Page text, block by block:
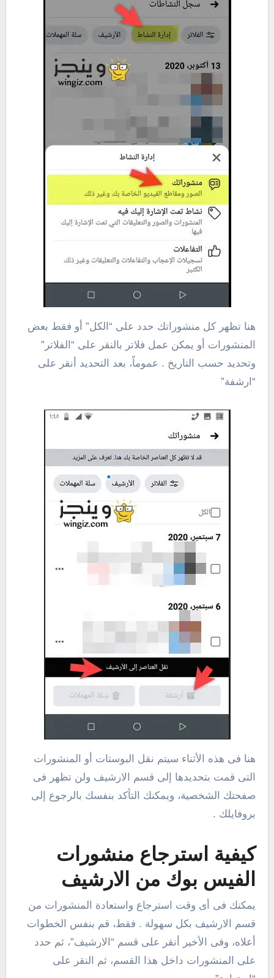
هنا تظهر كل منشوراتك حدد على “الكل” أو فقط بعض
المنشورات أو يمكن عمل فلاتر بالنقر على “الفلاتر”
وتحديد حسب التاريخ . عموماً، بعد التحديد أنقر على
“ارشفة”
هنا فى هذه الأثناء سيتم نقل البوستات أو المنشورات
التى قمت بتحديدها إلى قسم الارشيف ولن تظهر فى
صفحتك الشخصية، ويمكنك التأكد بنفسك بالرجوع إلى
بروفايلك .
كيفية استرجاع منشورات
الفيس بوك من الارشيف
يمكنك فى أى وقت استرجاع واستعادة المنشورات من
قسم الارشيف بكل سهولة . فقط، قم بنفس الخطوات
أعلاه، وفى الأخير أنقر على قسم “الارشيف”، ثم حدد
على المنشورات داخل هذا القسم، ثم النقر على